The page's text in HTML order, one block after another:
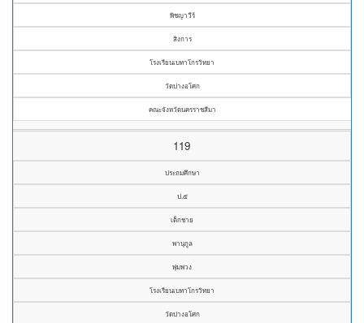
พิชญาวีร์
สิงการ
โรงเรียนเบทาโกรวิทยา
วัดปางอโศก
คณะจังหวัดนครราชสีมา
119
ประถมศึกษา
ป.๕
เด็กชาย
พานุกูล
พุ่มพวง
โรงเรียนเบทาโกรวิทยา
วัดปางอโศก